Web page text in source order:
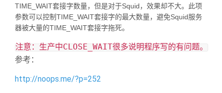
TIME_WAIT套接字数量，但是对于Squid，效果却不大。此项
参数可以控制TIME_WAIT套接字的最大数量，避免Squid服务
器被大量的TIME_WAIT套接字拖死。
注意：生产中CLOSE_WAIT很多说明程序写的有问题。
参考：
http://noops.me/?p=252